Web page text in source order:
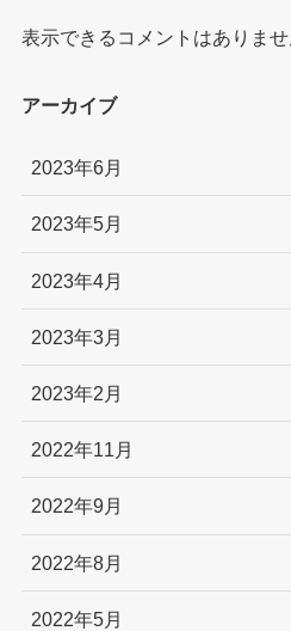
表示できるコメントはありませ
アーカイブ
2023年6月
2023年5月
2023年4月
2023年3月
2023年2月
2022年11月
2022年9月
2022年8月
2022年5月